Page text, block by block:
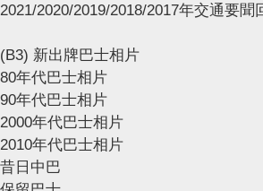
2021/2020/2019/2018/2017年交通要聞
(B3) 新出牌巴士相片
80年代巴士相片
90年代巴士相片
2000年代巴士相片
2010年代巴士相片
昔日中巴